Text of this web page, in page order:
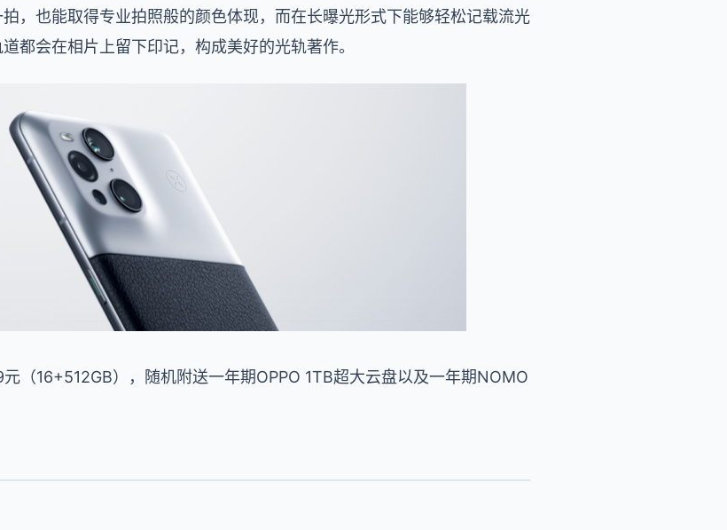
，也能取得专业拍照般的颜色体现，而在长曝光形式下能够轻松记载流光
都会在相片上留下印记，构成美好的光轨著作。
（16+512GB），随机附送一年期OPPO 1TB超大云盘以及一年期NOMO